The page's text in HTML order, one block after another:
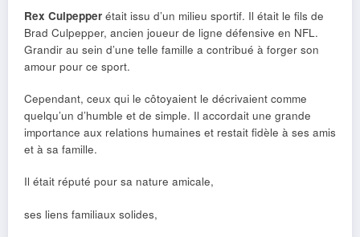
Rex Culpepper était issu d’un milieu sportif. Il était le fils de
Brad Culpepper, ancien joueur de ligne défensive en NFL.
Grandir au sein d’une telle famille a contribué à forger son
amour pour ce sport.
Cependant, ceux qui le côtoyaient le décrivaient comme
quelqu’un d’humble et de simple. Il accordait une grande
importance aux relations humaines et restait fidèle à ses amis
et à sa famille.
Il était réputé pour sa nature amicale,
ses liens familiaux solides,